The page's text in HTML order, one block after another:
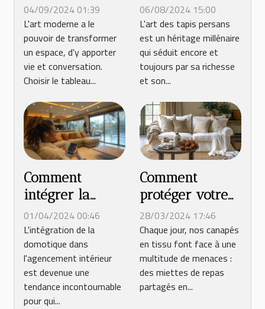
tableau
moderne parfait
pour votre
espace
04/09/2024 01:39
L'art moderne a le
pouvoir de transformer
un espace, d'y apporter
vie et conversation.
Choisir le tableau...
persan parfait
pour votre
intérieur
06/08/2024 15:00
L'art des tapis persans
est un héritage millénaire
qui séduit encore et
toujours par sa richesse
et son...
Comment
intégrer la
domotique dans
votre projet
d'agencement
intérieur
01/04/2024 00:46
L'intégration de la
domotique dans
l'agencement intérieur
est devenue une
tendance incontournable
pour qui...
Comment
protéger votre
canapé en tissu
des taches et de
l'usure au
quotidien
28/03/2024 17:46
Chaque jour, nos canapés
en tissu font face à une
multitude de menaces :
des miettes de repas
partagés en...